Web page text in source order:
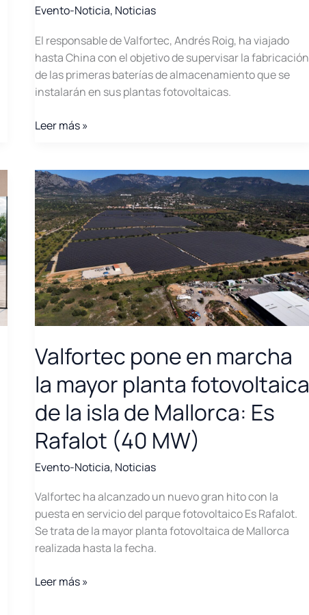
Evento-Noticia, Noticias
El responsable de Valfortec, Andrés Roig, ha viajado
hasta China con el objetivo de supervisar la fabricación
de las primeras baterías de almacenamiento que se
instalarán en sus plantas fotovoltaicas.
Valfortec
factoría
de
Jinko
ESS
en
China
para
supervisar
las
baterías
que
desplegará
en
sus
plantas
Leer más »
Valfortec pone en marcha
la mayor planta fotovoltaica
de la isla de Mallorca: Es
Rafalot (40 MW)
Evento-Noticia, Noticias
Valfortec ha alcanzado un nuevo gran hito con la
puesta en servicio del parque fotovoltaico Es Rafalot.
Se trata de la mayor planta fotovoltaica de Mallorca
realizada hasta la fecha.
Valfortec
Leer más »